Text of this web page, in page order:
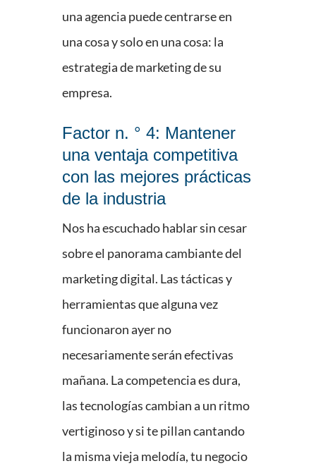
una agencia puede centrarse en
una cosa y solo en una cosa: la
estrategia de marketing de su
empresa.
Factor n. ° 4: Mantener
una ventaja competitiva
con las mejores prácticas
de la industria
Nos ha escuchado hablar sin cesar
sobre el panorama cambiante del
marketing digital. Las tácticas y
herramientas que alguna vez
funcionaron ayer no
necesariamente serán efectivas
mañana. La competencia es dura,
las tecnologías cambian a un ritmo
vertiginoso y si te pillan cantando
la misma vieja melodía, tu negocio